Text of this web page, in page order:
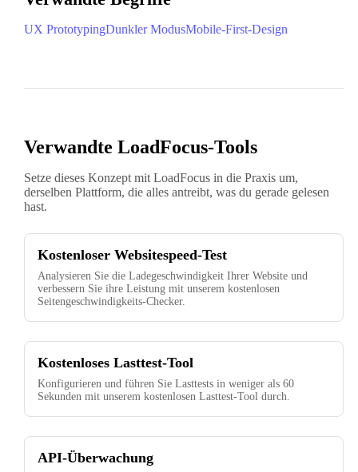
UX PrototypingDunkler ModusMobile-First-Design
Verwandte LoadFocus-Tools
Setze dieses Konzept mit LoadFocus in die Praxis um,
derselben Plattform, die alles antreibt, was du gerade gelesen
hast.
Kostenloser Websitespeed-Test
Analysieren Sie die Ladegeschwindigkeit Ihrer Website und
verbessern Sie ihre Leistung mit unserem kostenlosen
Seitengeschwindigkeits-Checker.
Kostenloses Lasttest-Tool
Konfigurieren und führen Sie Lasttests in weniger als 60
Sekunden mit unserem kostenlosen Lasttest-Tool durch.
API-Überwachung